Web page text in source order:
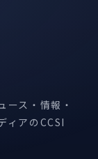
ース・情報・
ィアのCCSI